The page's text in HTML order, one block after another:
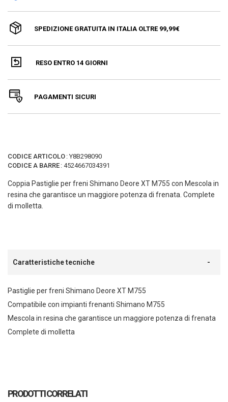
SPEDIZIONE GRATUITA IN ITALIA OLTRE 99,99€
RESO ENTRO 14 GIORNI
PAGAMENTI SICURI
CODICE ARTICOLO :Y8B298090
CODICE A BARRE : 4524667034391
Coppia Pastiglie per freni Shimano Deore XT M755 con Mescola in
resina che garantisce un maggiore potenza di frenata. Complete
di molletta.
Caratteristiche tecniche
Pastiglie per freni Shimano Deore XT M755
Compatibile con impianti frenanti Shimano M755
Mescola in resina che garantisce un maggiore potenza di frenata
Complete di molletta
PRODOTTI CORRELATI